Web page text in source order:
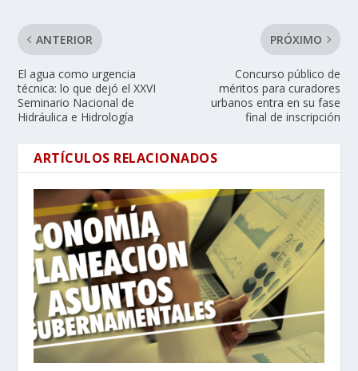
ANTERIOR
El agua como urgencia
técnica: lo que dejó el XXVI
Seminario Nacional de
Hidráulica e Hidrología
PRÓXIMO
Concurso público de
méritos para curadores
urbanos entra en su fase
final de inscripción
ARTÍCULOS RELACIONADOS